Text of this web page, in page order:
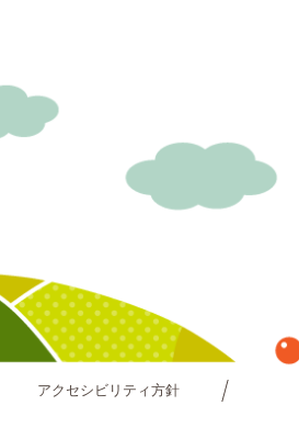
アクセシビリティ方針